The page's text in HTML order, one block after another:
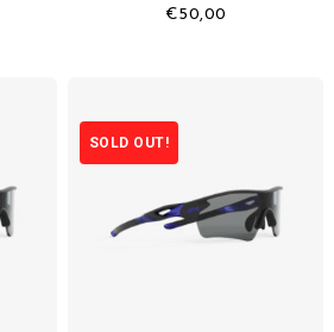
€50,00
SOLD OUT!